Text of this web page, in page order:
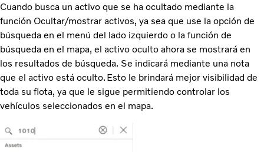
Cuando busca un activo que se ha ocultado mediante la
función Ocultar/mostrar activos, ya sea que use la opción de
búsqueda en el menú del lado izquierdo o la función de
búsqueda en el mapa, el activo oculto ahora se mostrará en
los resultados de búsqueda. Se indicará mediante una nota
que el activo está oculto. Esto le brindará mejor visibilidad de
toda su flota, ya que le sigue permitiendo controlar los
vehículos seleccionados en el mapa.